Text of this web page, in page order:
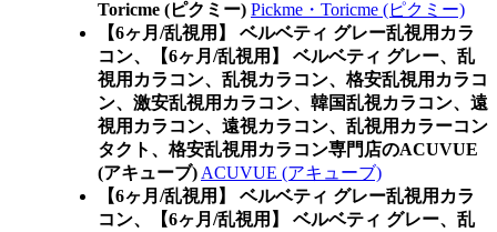
Toricme (ピクミー) Pickme・Toricme (ピクミー)
【6ヶ月/乱視用】 ベルベティ グレー乱視用カラ
コン、
【6ヶ月/乱視用】 ベルベティ グレー、乱
視用カラコン、乱視カラコン、格安乱視用カラコ
ン、激安乱視用カラコン、韓国乱視カラコン、遠
視用カラコン、遠視カラコン、乱視用カラーコン
タクト、格安乱視用カラコン専門店のACUVUE
(アキューブ) ACUVUE (アキューブ)
【6ヶ月/乱視用】 ベルベティ グレー乱視用カラ
コン、
【6ヶ月/乱視用】 ベルベティ グレー、乱